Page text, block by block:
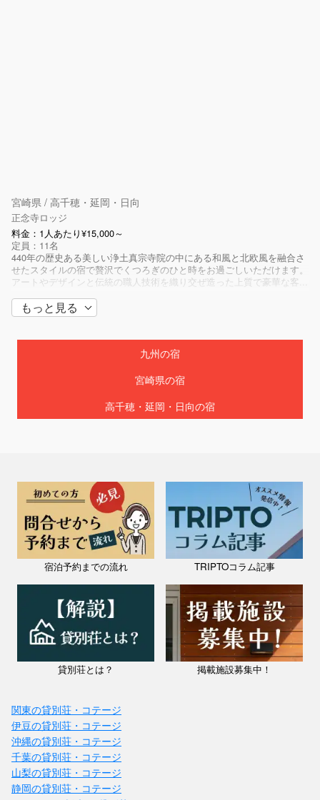
宮崎県 / 高千穂・延岡・日向
正念寺ロッジ
料金：1人あたり¥15,000～
定員：11名
440年の歴史ある美しい浄土真宗寺院の中にある和風と北欧風を融合さ
せたスタイルの宿で贅沢でくつろぎのひと時をお過ごしいただけます。
アートやデザインと伝統の職人技術を織り交ぜ造った上質で豪華な客...
宮崎県 / 日南・都城・えびの
ながたんち
料金：1泊（6名）￥35,100～
自然に癒されながら、思いきり遊べる時間を過ごせる場所＿＿ ながた
んちは、山と田んぼと川に囲まれた、 のどかな大自然に囲まれた場所
に佇む「1日1組限定」の完全プライベート空間🌳 誰にも気をつかわ
もっと見る
九州の宿
宮崎県の宿
高千穂・延岡・日向の宿
宿泊予約までの流れ TRIPTOコラム記事
貸別荘とは？ 掲載施設募集中！
関東の貸別荘・コテージ
伊豆の貸別荘・コテージ
沖縄の貸別荘・コテージ
千葉の貸別荘・コテージ
山梨の貸別荘・コテージ
静岡の貸別荘・コテージ